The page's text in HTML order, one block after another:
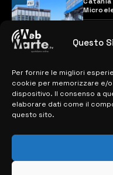
Questo
Per fornire le migliori
cookie per memorizzare e/
dispositivo. Il consenso a
elaborare dati come il
questo sito.
MAPPA DEL SITO
> NOTIZIE